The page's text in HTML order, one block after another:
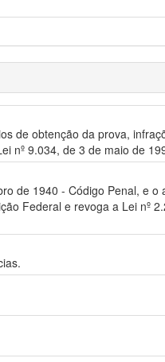
de obtenção da prova,
nº 9.034, de 3 de maio de
de 1940 - Código Penal, e
Federal e revoga a Lei nº